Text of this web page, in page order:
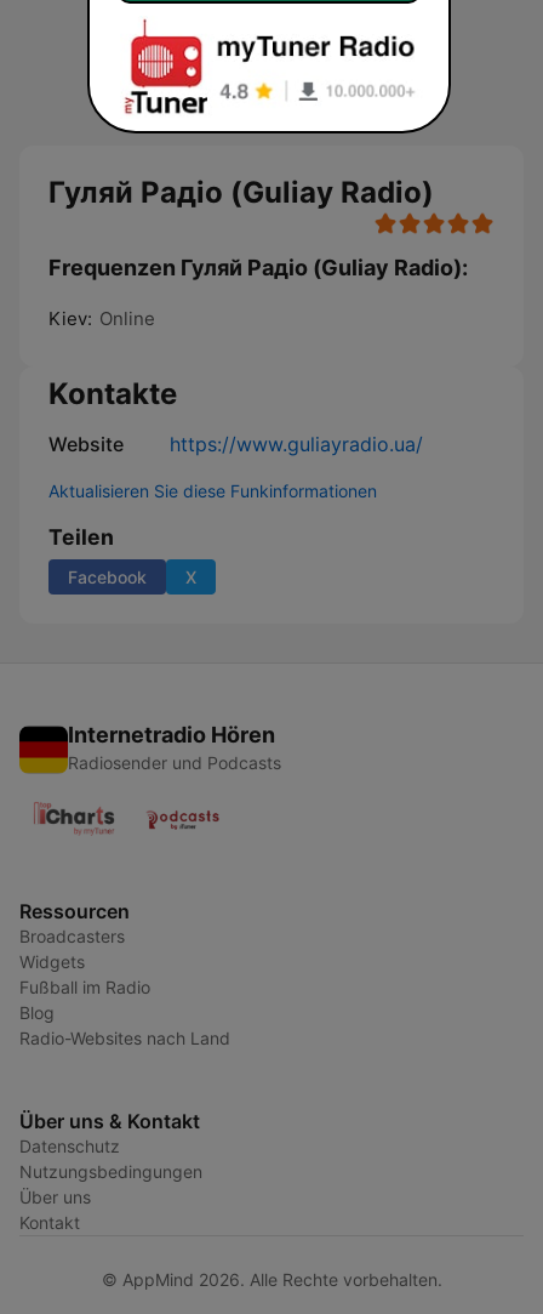
Гуляй Радіо (Guliay Radio)
Frequenzen Гуляй Радіо (Guliay Radio):
Kiev: Online
Kontakte
Website https://www.guliayradio.ua/
Aktualisieren Sie diese Funkinformationen
Teilen
Facebook X
Internetradio Hören
Radiosender und Podcasts
Ressourcen
Broadcasters
Widgets
Fußball im Radio
Blog
Radio-Websites nach Land
Über uns & Kontakt
Datenschutz
Nutzungsbedingungen
Über uns
Kontakt
© AppMind 2026. Alle Rechte vorbehalten.